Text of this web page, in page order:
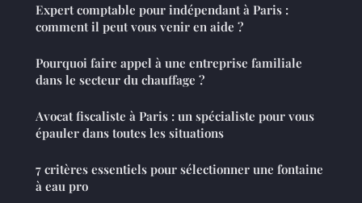
Expert comptable pour indépendant à Paris :
comment il peut vous venir en aide ?
Pourquoi faire appel à une entreprise familiale
dans le secteur du chauffage ?
Avocat fiscaliste à Paris : un spécialiste pour vous
épauler dans toutes les situations
7 critères essentiels pour sélectionner une fontaine
à eau pro